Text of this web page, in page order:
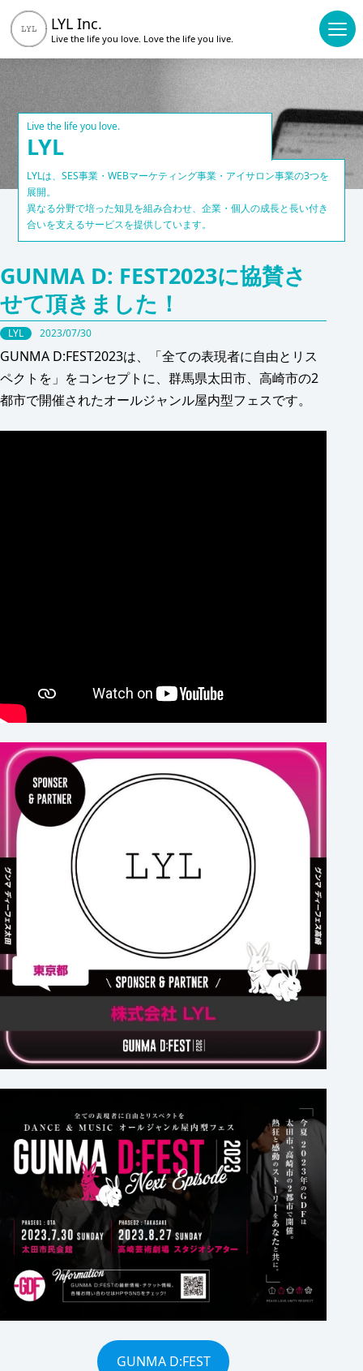
LYL Inc.
Live the life you love. Love the life you live.
Live the life you love.
LYL
LYLは、SES事業・WEBマーケティング事業・アイサロン事業の3つを
展開。
異なる分野で培った知見を組み合わせ、企業・個人の成長と長い付き
合いを支えるサービスを提供しています。
GUNMA D: FEST2023に協賛さ
せて頂きました！
LYL 2023/07/30
GUNMA D:FEST2023は、「全ての表現者に自由とリス
ペクトを」をコンセプトに、群馬県太田市、高崎市の2
都市で開催されたオールジャンル屋内型フェスです。
GUNMA D:FEST